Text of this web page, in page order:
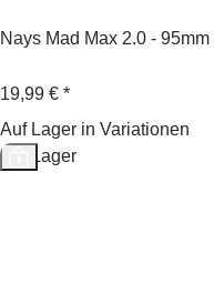
Nays Mad Max 2.0 - 95mm
19,99 € *
Auf Lager in Variationen
Auf Lager